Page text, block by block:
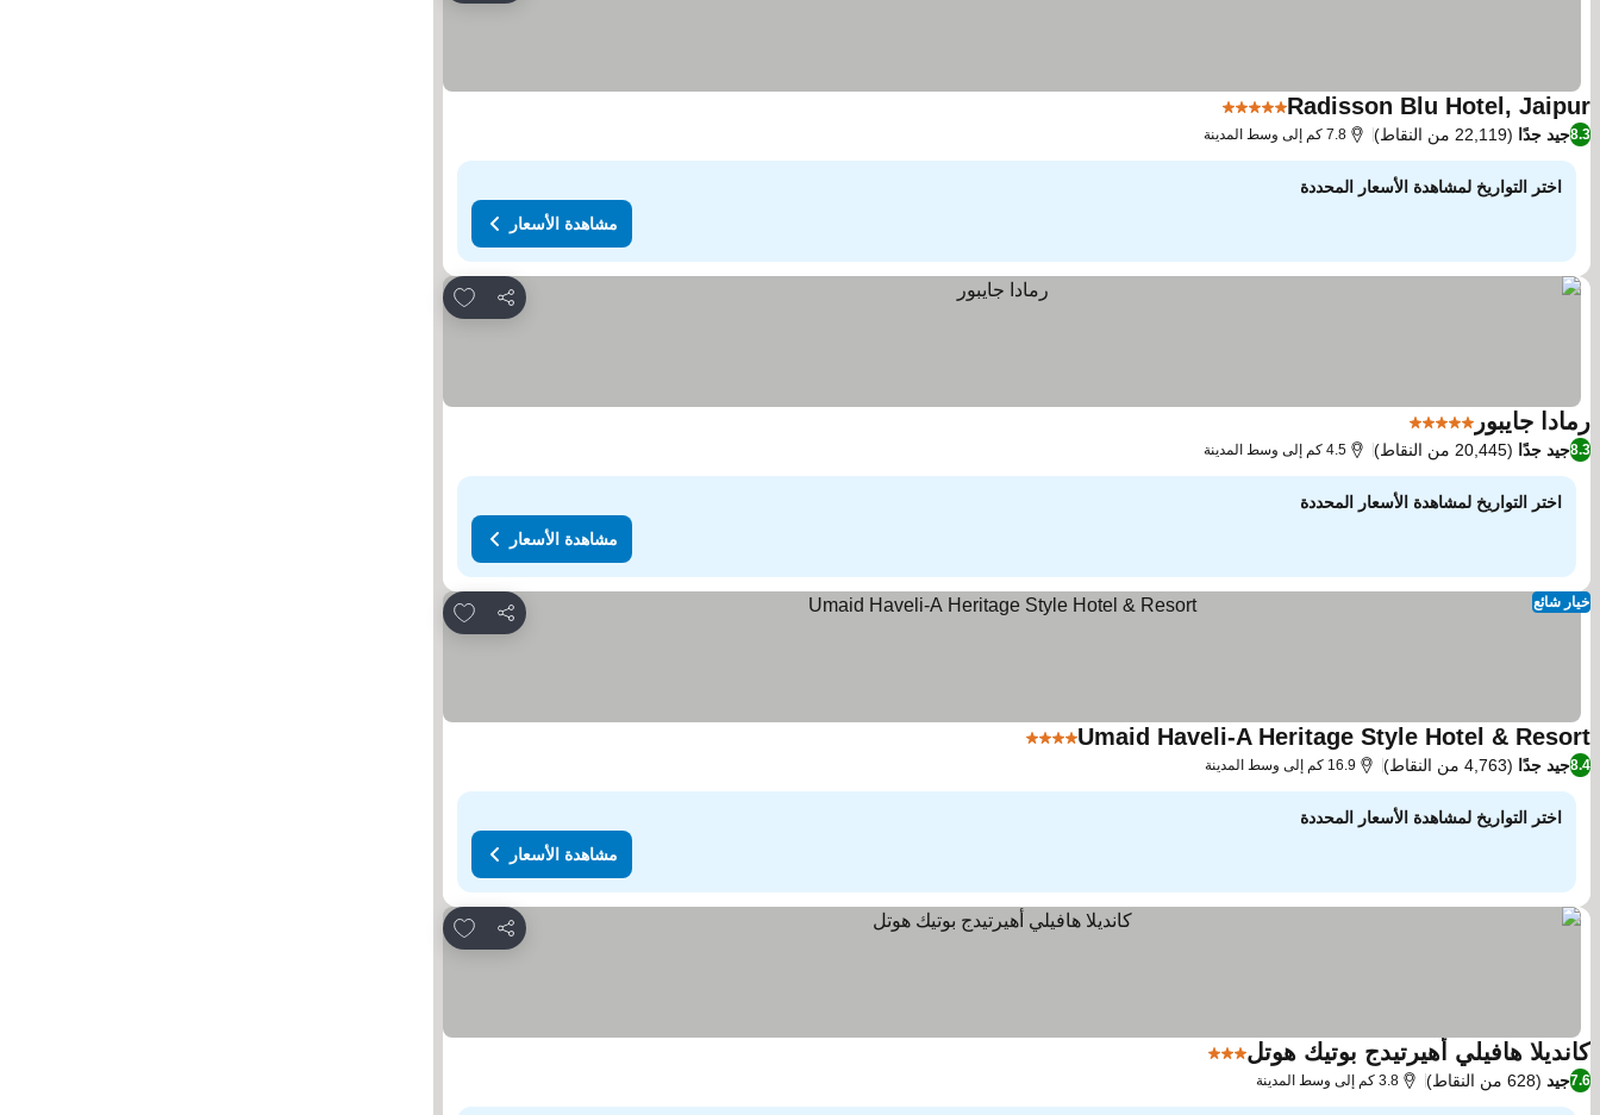
Radisson Blu Hotel, Jaipur5 عدد النجوم
8.3جيد جدًا (22,119 من النقاط) 7.8 كم إلى وسط المدينة
اختر التواريخ لمشاهدة الأسعار المحددة
مشاهدة الأسعار
مشاركة
Add to favorites
رمادا جايبور 5 عدد النجوم
8.3جيد جدًا (20,445 من النقاط) 4.5 كم إلى وسط المدينة
اختر التواريخ لمشاهدة الأسعار المحددة
مشاهدة الأسعار
مشاركة
Add to favorites خيار شائع
Umaid Haveli-A Heritage Style Hotel & Resort4 عدد النجوم
8.4جيد جدًا (4,763 من النقاط) 16.9 كم إلى وسط المدينة
اختر التواريخ لمشاهدة الأسعار المحددة
مشاهدة الأسعار
مشاركة
Add to favorites
كانديلا هافيلي أهيرتيدج بوتيك هوتل3 عدد النجوم
7.6جيد (628 من النقاط) 3.8 كم إلى وسط المدينة